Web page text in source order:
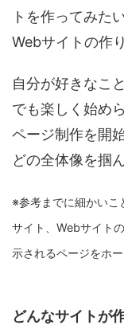
トを作ってみた
Webサイトの作
自分が好きなこ
でも楽しく始め
ページ制作を開
どの全体像を掴
※参考までに細かいこ
サイト、Webサイト
示されるページをホ
どんなサイトが